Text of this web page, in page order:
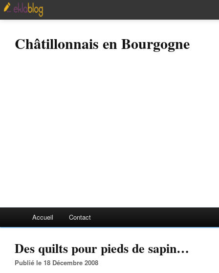
Châtillonnais en Bourgogne
Accueil Contact
Des quilts pour pieds de sapin…
Publié le 18 Décembre 2008